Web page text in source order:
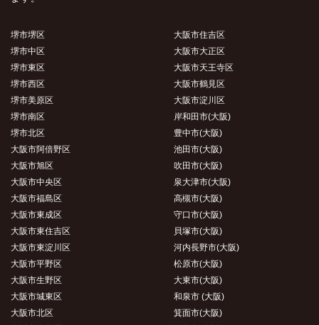
堺市堺区
堺市中区
堺市東区
堺市西区
堺市美原区
堺市南区
堺市北区
大阪市阿倍野区
大阪市旭区
大阪市中央区
大阪市福島区
大阪市東成区
大阪市東住吉区
大阪市東淀川区
大阪市平野区
大阪市生野区
大阪市城東区
大阪市北区
大阪市住吉区
大阪市大正区
大阪市天王寺区
大阪市鶴見区
大阪市淀川区
岸和田市(大阪)
豊中市(大阪)
池田市(大阪)
吹田市(大阪)
泉大津市(大阪)
高槻市(大阪)
守口市(大阪)
貝塚市(大阪)
河内長野市(大阪)
松原市(大阪)
大東市(大阪)
和泉市 (大阪)
箕面市(大阪)